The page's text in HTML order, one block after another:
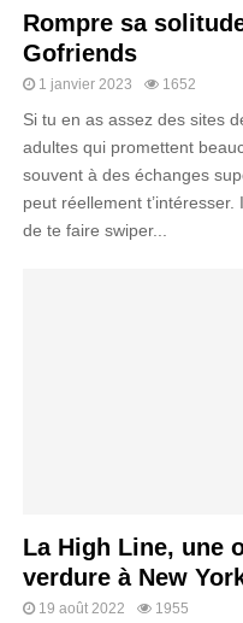
Rompre sa
Gofriends
1 janvier 2023 1652
Si tu en as assez des sites
adultes qui promettent
souvent à des échanges
peut réellement t’intéresser.
de te faire swiper...
La High Line, une
verdure à New
19 août 2022 1955